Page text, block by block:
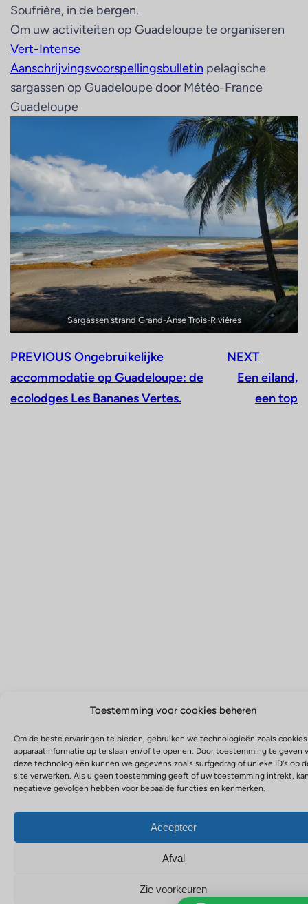
Toestemming voor cookies beheren
Om de beste ervaringen te bieden, gebruiken we technologieën zoals
apparaatinformatie op te slaan en/of te openen. Door toestemming te geven
deze technologieën kunnen we gegevens zoals surfgedrag of unieke ID's op
site verwerken. Als u geen toestemming geeft of uw toestemming intrekt,
negatieve gevolgen hebben voor bepaalde functies en kenmerken.
Accepteer
Afval
Zie voorkeuren
Soufrière, in de bergen.
Om uw activiteiten op Guadeloupe te organiseren
Vert-Intense
Aanschrijvingsvoorspellingsbulletin pelagische
sargassen op Guadeloupe door Météo-France
Guadeloupe
Sargassen strand Grand-Anse Trois-Rivières
PREVIOUSOngebruikelijke
accommodatie op Guadeloupe: de
ecolodges Les Bananes Vertes.
NEXT
Een eiland,
een top